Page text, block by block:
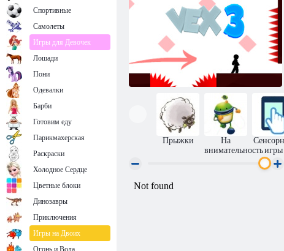
Прыжки
На
внимательностьигры
Спортивные
Самолеты
Игры для Девочек
Лошади
Пони
Одевалки
Барби
Готовим еду
Парикмахерская
Раскраски
Холодное Сердце
Цветные блоки
Динозавры
Приключения
Игры на Двоих
Огонь и Вода